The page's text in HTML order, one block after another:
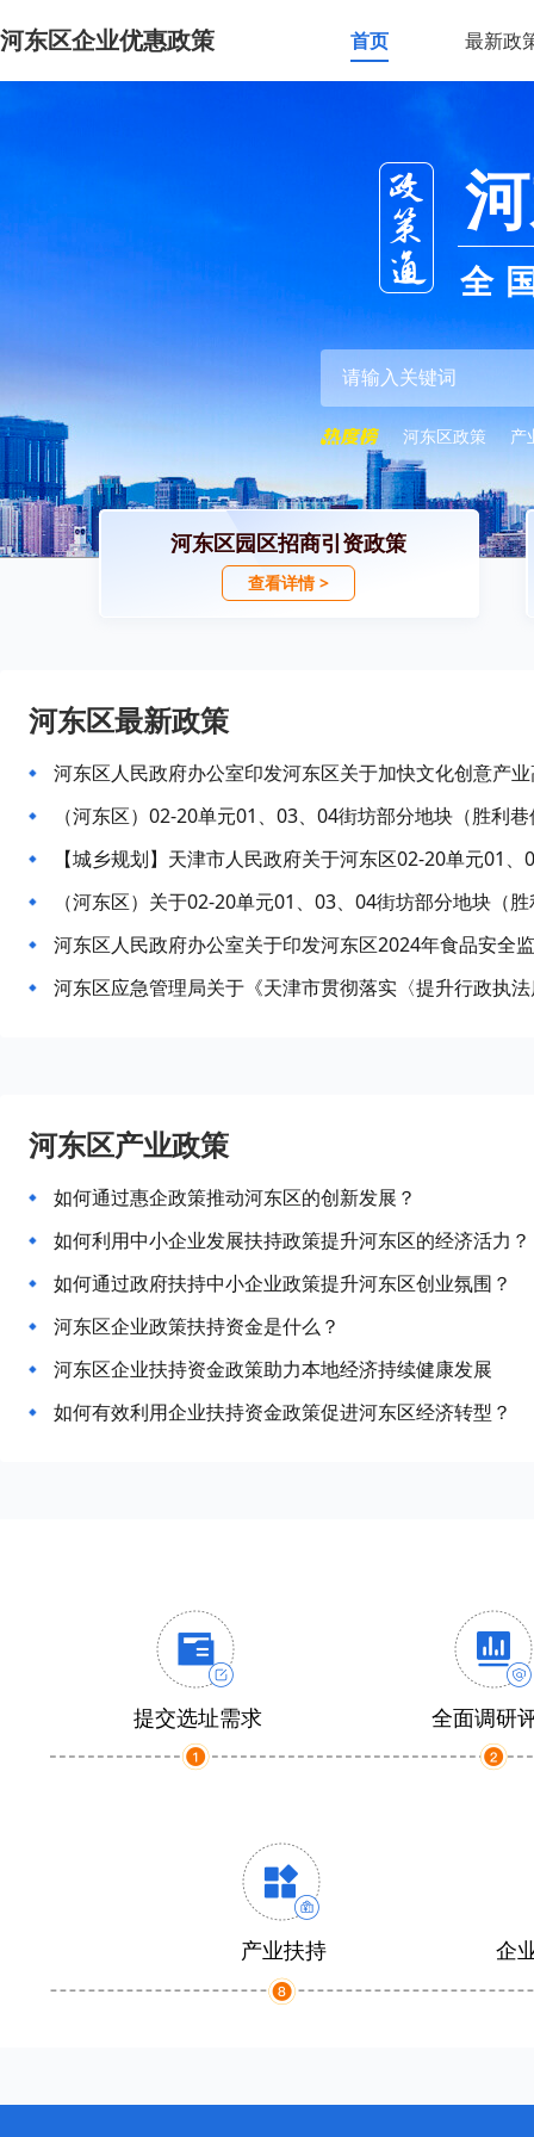
河东区企业优惠政策 首页 最新政
全
河东区政策 产
河东区园区招商引资政策
查看详情 >
河东区最新政策
河东区人民政府办公室印发河东区关于加快文化创意产
（河东区）02-20单元01、03、04街坊部分地块（胜利
（河东区）关于02-20单元01、03、04街坊部分地块（
河东区人民政府办公室关于印发河东区2024年食品安全
河东区应急管理局关于《天津市贯彻落实〈提升行政执
河东区产业政策
如何通过惠企政策推动河东区的创新发展？
如何利用中小企业发展扶持政策提升河东区的经济活力？
如何通过政府扶持中小企业政策提升河东区创业氛围？
河东区企业政策扶持资金是什么？
河东区企业扶持资金政策助力本地经济持续健康发展
如何有效利用企业扶持资金政策促进河东区经济转型？
提交选址需求 全面调研
产业扶持 企